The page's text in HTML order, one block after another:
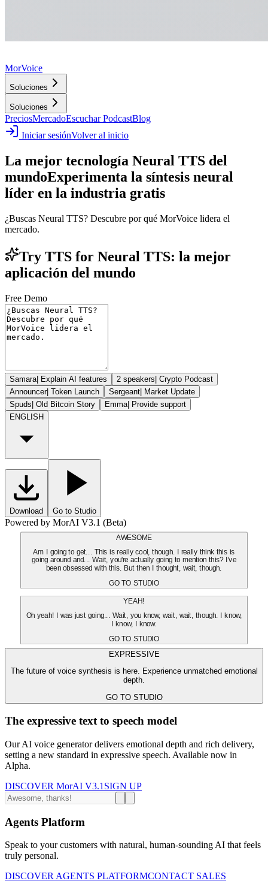
MorVoice
Soluciones
Soluciones
PreciosMercadoEscuchar PodcastBlog
Iniciar sesiónVolver al inicio
La mejor tecnología Neural TTS del
mundoExperimenta la síntesis neural
líder en la industria gratis
¿Buscas Neural TTS? Descubre por qué MorVoice lidera el
mercado.
Try TTS for Neural TTS: la mejor
aplicación del mundo
Free Demo
Samara| Explain AI features 2 speakers| Crypto Podcast
Announcer| Token Launch Sergeant| Market Update
Spuds| Old Bitcoin Story Emma| Provide support
ENGLISH
Download Go to Studio
Powered by MorAI V3.1 (Beta)
AWESOME
Am I going to get... This is really cool, though. I really think this is
going around and... Wait, you're actually going to mention this? I've
been obsessed with this. But then I thought, wait, though.
GO TO STUDIO
YEAH!
Oh yeah! I was just going... Wait, you know, wait, wait, though. I know,
I know, I know.
GO TO STUDIO
EXPRESSIVE
The future of voice synthesis is here. Experience unmatched emotional
depth.
GO TO STUDIO
The expressive text to speech model
Our AI voice generator delivers emotional depth and rich delivery,
setting a new standard in expressive speech. Available now in
Alpha.
DISCOVER MorAI V3.1 SIGN UP
Agents Platform
Speak to your customers with natural, human-sounding AI that feels
truly personal.
DISCOVER AGENTS PLATFORMCONTACT SALES